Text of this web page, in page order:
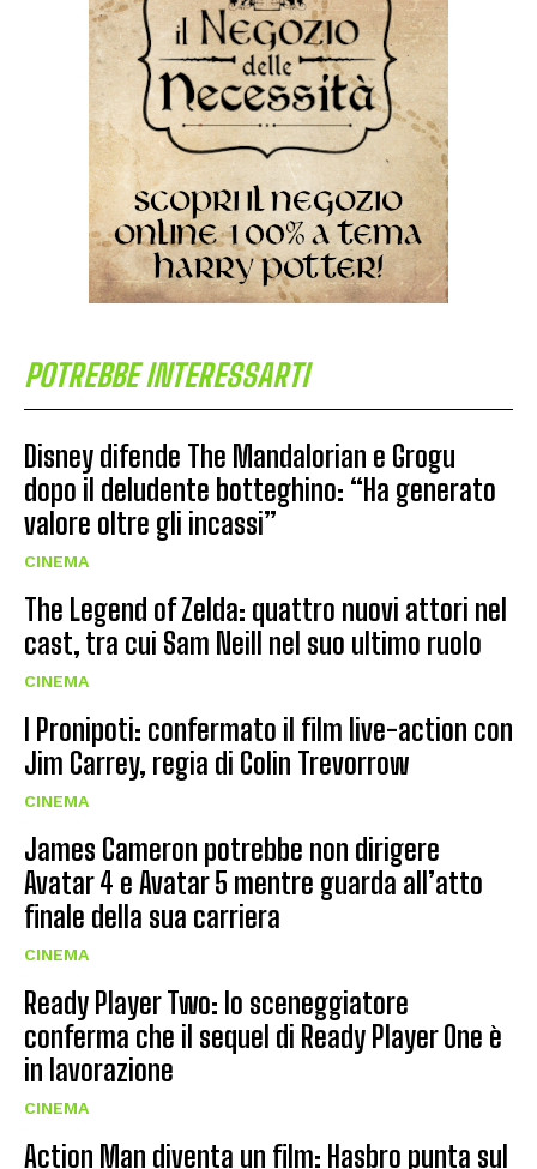
POTREBBE INTERESSARTI
Disney difende The Mandalorian e Grogu
dopo il deludente botteghino: “Ha generato
valore oltre gli incassi”
CINEMA
The Legend of Zelda: quattro nuovi attori nel
cast, tra cui Sam Neill nel suo ultimo ruolo
CINEMA
I Pronipoti: confermato il film live-action con
Jim Carrey, regia di Colin Trevorrow
CINEMA
James Cameron potrebbe non dirigere
Avatar 4 e Avatar 5 mentre guarda all’atto
finale della sua carriera
CINEMA
Ready Player Two: lo sceneggiatore
conferma che il sequel di Ready Player One è
in lavorazione
CINEMA
Action Man diventa un film: Hasbro punta sul